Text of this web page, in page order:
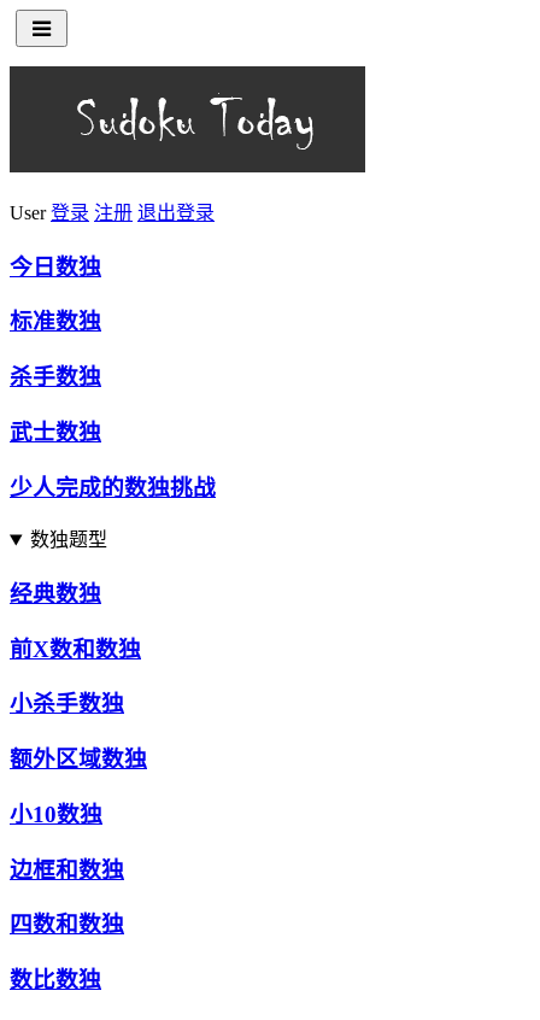
User 登录 注册 退出登录
今日数独
标准数独
杀手数独
武士数独
少人完成的数独挑战
数独题型
经典数独
前X数和数独
小杀手数独
额外区域数独
小10数独
边框和数独
四数和数独
数比数独